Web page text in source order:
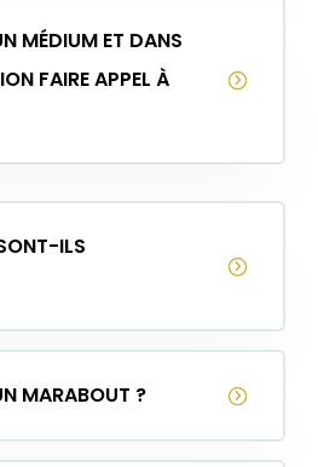
MÉDIUM ET DANS
FAIRE APPEL À
ILS
MARABOUT ?